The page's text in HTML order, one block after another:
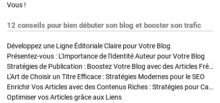
Vous !
12 conseils pour bien débuter son blog et booster son trafic
Développez une Ligne Éditoriale Claire pour Votre Blog
Présentez-vous : L'Importance de l'Identité Auteur pour Votre Blog
Stratégies de Publication : Boostez Votre Blog avec des Articles Fréquents et Exclusifs
L'Art de Choisir un Titre Efficace : Stratégies Modernes pour le SEO
Enrichir Vos Articles avec des Contenus Riches : Stratégies pour Captiver et Optimiser
Optimiser vos Articles grâce aux Liens